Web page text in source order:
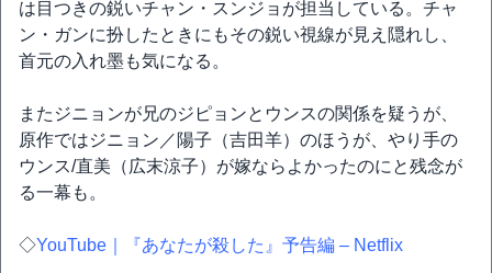
は目つきの鋭いチャン・スンジョが担当している。チャ
ン・ガンに扮したときにもその鋭い視線が見え隠れし、
首元の入れ墨も気になる。
またジニョンが兄のジピョンとウンスの関係を疑うが、
原作ではジニョン／陽子（吉田羊）のほうが、やり手の
ウンス/直美（広末涼子）が嫁ならよかったのにと残念が
る一幕も。
◇YouTube｜『あなたが殺した』予告編 – Netflix